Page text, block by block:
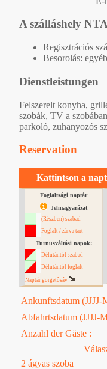
A szálláshely
Regisztrációs
Besorolás:
Dienstleistungen
Felszerelt konyha,
szobák, TV a
parkoló, zuhanyozós
Reservation
Kattintson a
Foglaltsági naptár
Jelmagyarázat
(Részben) szabad
Foglalt / zárva tart
Turnusváltási napok:
Délutántól szabad
Délutántól foglalt
Naptár görgetôsáv
Ankunftsdatum
Abfahrtsdatum (JJJJ-
Anzahl der Gäste :
2 ágyas szoba